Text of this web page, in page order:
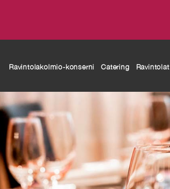
Ravintolakolmio-konserni Catering Ravintolat